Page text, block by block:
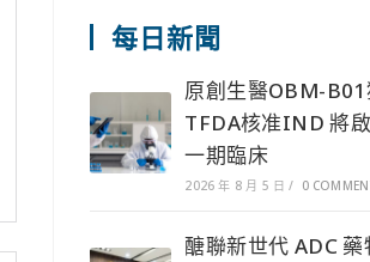
每日新聞
原創生醫OBM-
TFDA核准IND 將
一期臨床
2026 年 8 月 5 日 / 0
醣聯新世代 ADC 藥